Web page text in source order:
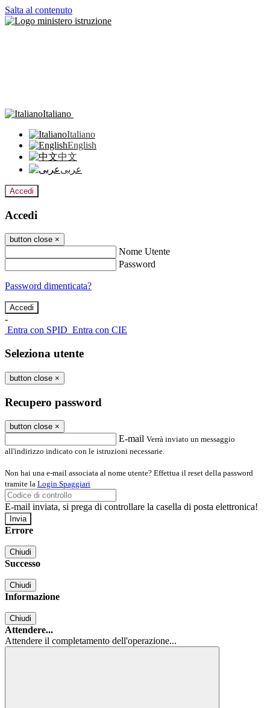
Salta al contenuto
Italiano
Italiano
English
中文
عربى
Accedi
Accedi
button close ×
Nome Utente
Password
Password dimenticata?
-
Entra con SPID Entra con CIE
Seleziona utente
button close ×
Recupero password
button close ×
E-mail Verrà inviato un messaggio
all'indirizzo indicato con le istruzioni necessarie.
Non hai una e-mail associata al nome utente? Effettua il reset della password
tramite la Login Spaggiari
E-mail inviata, si prega di controllare la casella di posta elettronica!
Errore
Chiudi
Successo
Chiudi
Informazione
Chiudi
Attendere...
Attendere il completamento dell'operazione...